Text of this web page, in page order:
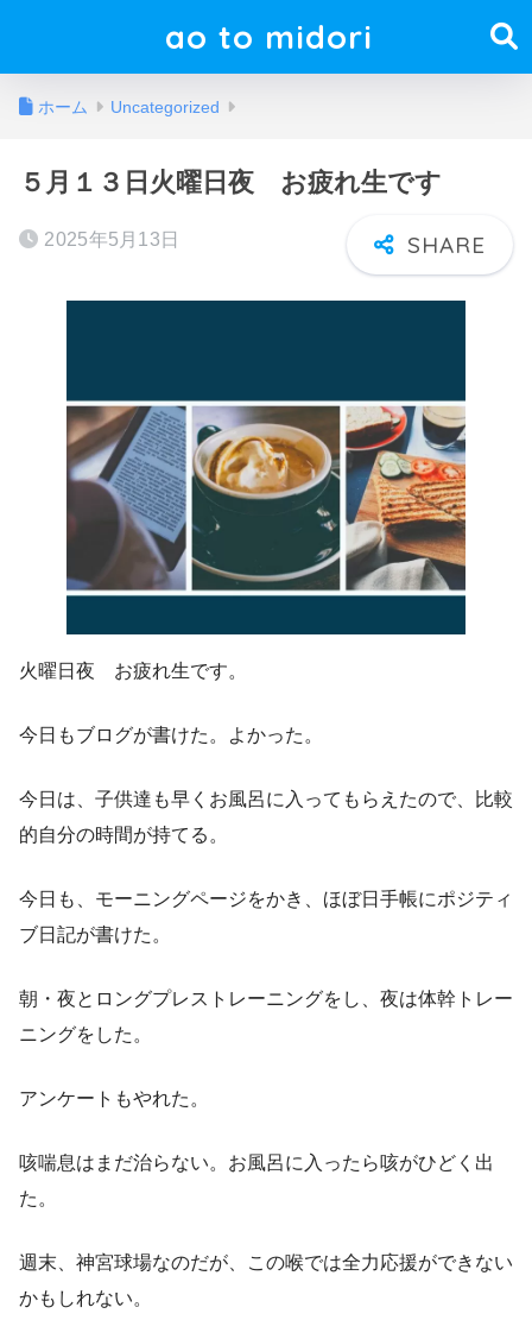
ao to midori
ホーム Uncategorized
５月１３日火曜日夜 お疲れ生です
2025年5月13日
火曜日夜 お疲れ生です。
今日もブログが書けた。よかった。
今日は、子供達も早くお風呂に入ってもらえたので、比較
的自分の時間が持てる。
今日も、モーニングページをかき、ほぼ日手帳にポジティ
ブ日記が書けた。
朝・夜とロングプレストレーニングをし、夜は体幹トレー
ニングをした。
アンケートもやれた。
咳喘息はまだ治らない。お風呂に入ったら咳がひどく出
た。
週末、神宮球場なのだが、この喉では全力応援ができない
かもしれない。